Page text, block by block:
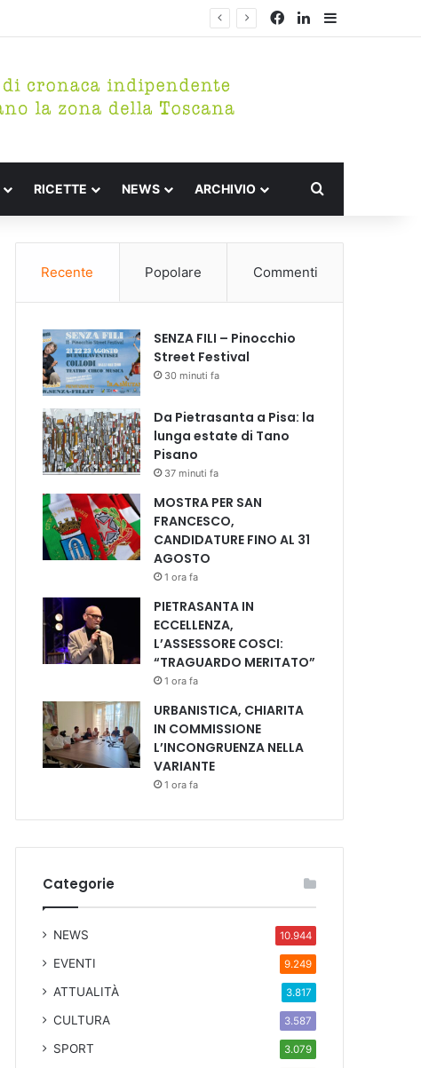
Facebook
LinkedIn
RICETTE NEWS ARCHIVIO
Recente Popolare Commenti
SENZA FILI – Pinocchio
Street Festival
30 minuti fa
Da Pietrasanta a Pisa: la
lunga estate di Tano
Pisano
37 minuti fa
MOSTRA PER SAN
FRANCESCO,
CANDIDATURE FINO AL 31
AGOSTO
1 ora fa
PIETRASANTA IN
ECCELLENZA,
L’ASSESSORE COSCI:
“TRAGUARDO MERITATO”
1 ora fa
URBANISTICA, CHIARITA
IN COMMISSIONE
L’INCONGRUENZA NELLA
VARIANTE
1 ora fa
Categorie
NEWS 10.944
EVENTI 9.249
ATTUALITÀ 3.817
CULTURA 3.587
SPORT 3.079